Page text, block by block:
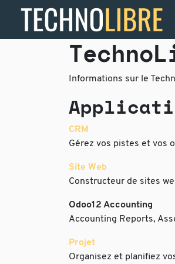
Informations sur le
CRM
Gérez vos pistes et vos
Site Web
Constructeur de sites
Odoo12 Accounting
Accounting Reports,
Projet
Organisez et planifiez